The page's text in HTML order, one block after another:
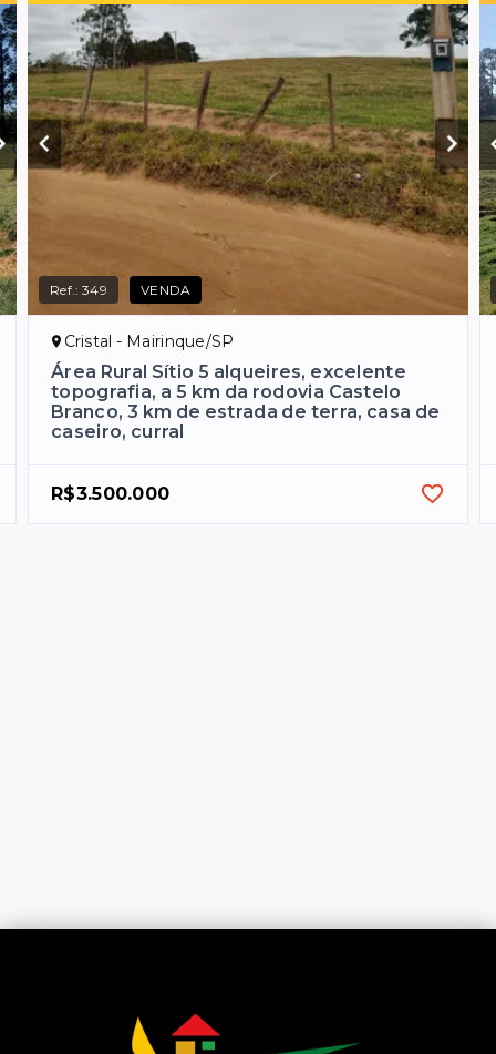
Ref.:349 VENDA
Cristal - Mairinque/SP
Área Rural Sítio 5 alqueires, excelente
topografia, a 5 km da rodovia Castelo
Branco, 3 km de estrada de terra, casa de
caseiro, curral
R$3.500.000